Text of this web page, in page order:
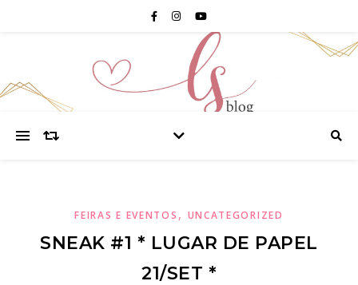
FEIRAS E EVENTOS , UNCATEGORIZED
SNEAK #1 * LUGAR DE PAPEL
21/SET *